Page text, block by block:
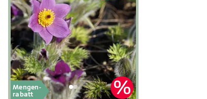
Mengen-
rabatt